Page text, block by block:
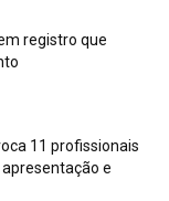
registro que
11 profissionais
e